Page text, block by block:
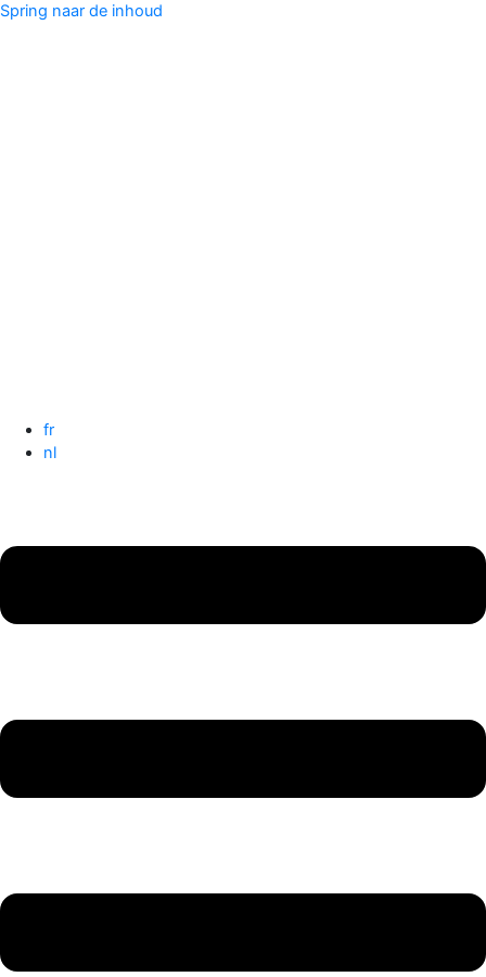
Spring naar de inhoud
fr
nl